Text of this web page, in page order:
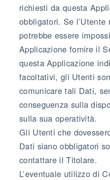
richiesti da questa
obbligatori. Se
potrebbe essere
Applicazione fornire il
questa Applicazione
facoltativi, gli Utenti
comunicare tali Dati,
conseguenza sulla
sulla sua operatività.
Gli Utenti che
Dati siano obbligatori
contattare il Titolare.
L’eventuale utilizzo di